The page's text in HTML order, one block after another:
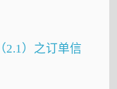
2.1）之订单信